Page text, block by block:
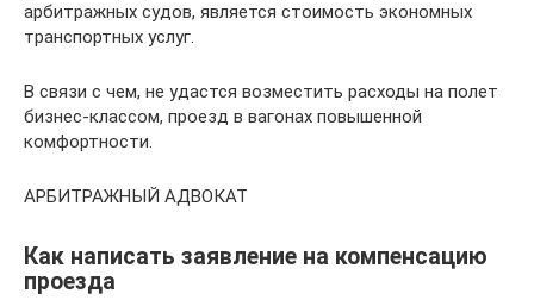
арбитражных судов, является стоимость экономных
транспортных услуг.
В связи с чем, не удастся возместить расходы на полет
бизнес-классом, проезд в вагонах повышенной
комфортности.
АРБИТРАЖНЫЙ АДВОКАТ
Как написать заявление на компенсацию
проезда